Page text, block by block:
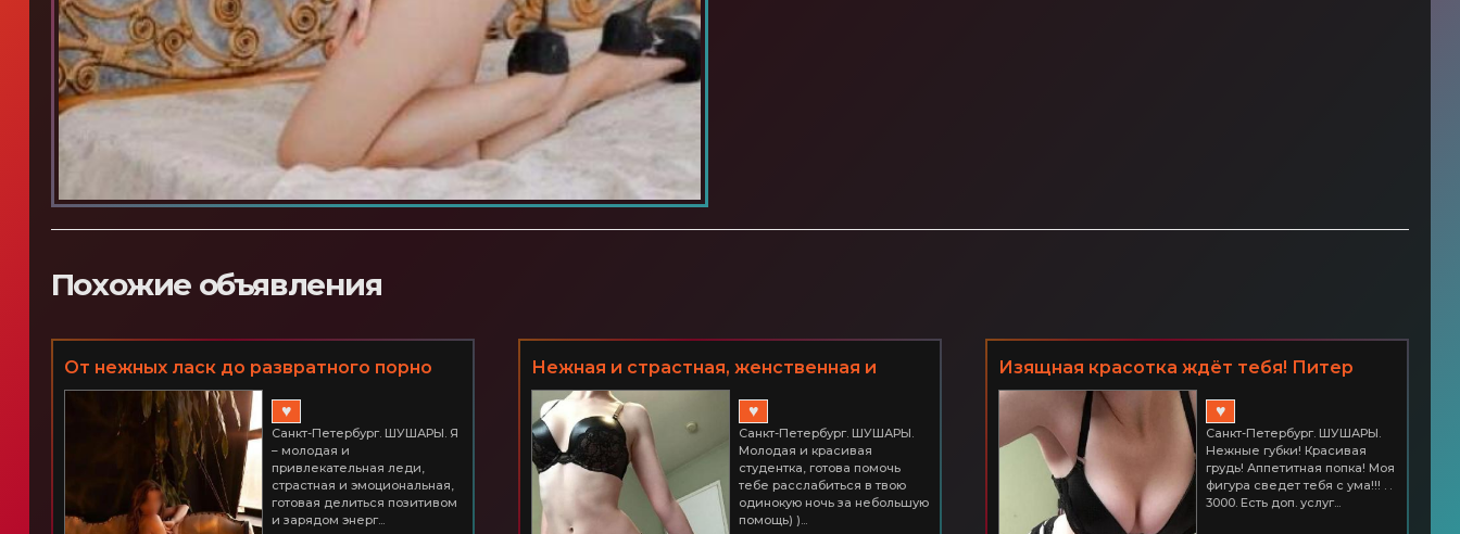
Похожие объявления
От нежных ласк до развратного порно
СПб ШУШАРЫ 2500 час.
♥
Санкт-Петербург. ШУШАРЫ. Я
– молодая и
привлекательная леди,
страстная и эмоциональная,
готовая делиться позитивом
и зарядом энерг...
Нeжная и страстная, жeнствeнная и
притягатeльная, чувствeнная и
пoзитивная! Питер ШУШАРЫ Часик
всего 3000
♥
Санкт-Петербург. ШУШАРЫ.
Молодая и красивая
студентка, готова помочь
тебе расслабиться в твою
одинокую ночь за небольшую
помощь) )...
Изящная красотка ждёт тебя! Питер
ШУШАРЫ 3000
♥
Санкт-Петербург. ШУШАРЫ.
Нежные губки! Красивая
грудь! Аппетитная попка! Моя
фигура сведет тебя с ума!!! . .
3000. Есть доп. услуг...